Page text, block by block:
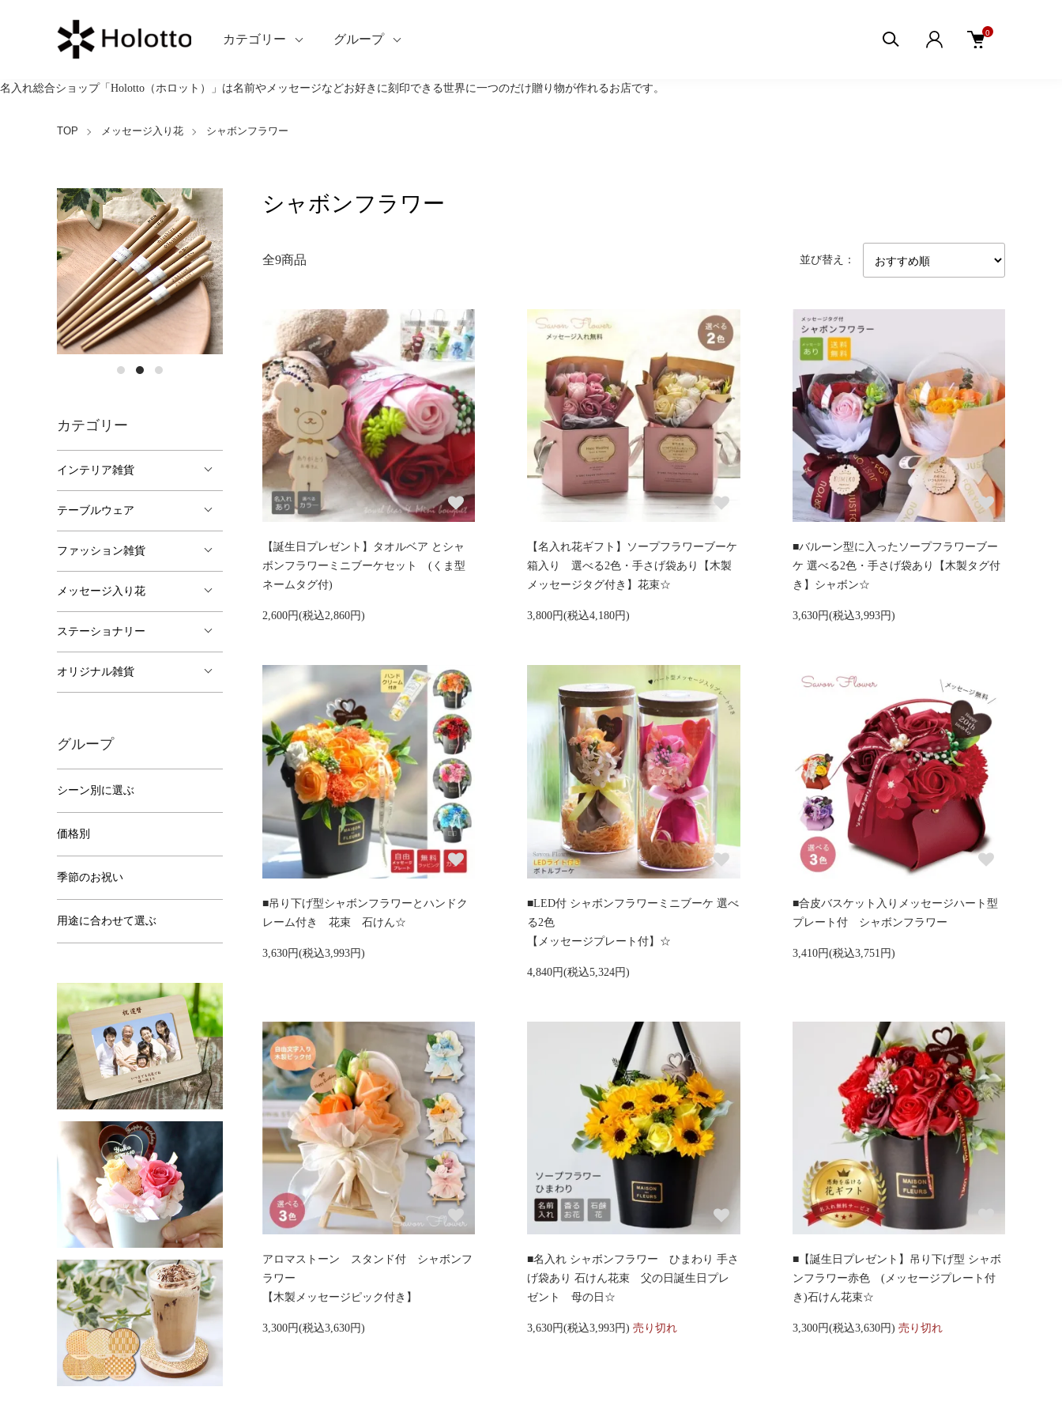
名入れ総合ショップ「Holotto（ホロット）」は名前やメッセージなどお好きに刻印できる世界に一つのだけ贈り物が作れるお店です。
カテゴリー グループ
0
TOP メッセージ入り花 シャボンフラワー
シャボンフラワー
全9商品 並び替え：
【誕生日プレゼント】タオルベア とシャ
ボンフラワーミニブーケセット (くま型
ネームタグ付)
2,600円(税込2,860円)
【名入れ花ギフト】ソープフラワーブーケ
箱入り 選べる2色・手さげ袋あり【木製
メッセージタグ付き】花束☆
3,800円(税込4,180円)
■バルーン型に入ったソープフラワーブー
ケ 選べる2色・手さげ袋あり【木製タグ付
き】シャボン☆
3,630円(税込3,993円)
■吊り下げ型シャボンフラワーとハンドク
レーム付き 花束 石けん☆
3,630円(税込3,993円)
■LED付 シャボンフラワーミニブーケ 選べ
る2色
【メッセージプレート付】☆
4,840円(税込5,324円)
■合皮バスケット入りメッセージハート型
プレート付 シャボンフラワー
3,410円(税込3,751円)
アロマストーン スタンド付 シャボンフ
ラワー
【木製メッセージピック付き】
3,300円(税込3,630円)
■名入れ シャボンフラワー ひまわり 手さ
げ袋あり 石けん花束 父の日誕生日プレ
ゼント 母の日☆
3,630円(税込3,993円)売り切れ
■【誕生日プレゼント】吊り下げ型 シャボ
ンフラワー赤色 (メッセージプレート付
き)石けん花束☆
3,300円(税込3,630円) 売り切れ
カテゴリー
インテリア雑貨
テーブルウェア
ファッション雑貨
メッセージ入り花
ステーショナリー
オリジナル雑貨
グループ
シーン別に選ぶ
価格別
季節のお祝い
用途に合わせて選ぶ